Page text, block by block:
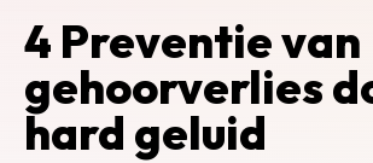
4 Preventie van
gehoorverlies
hard geluid